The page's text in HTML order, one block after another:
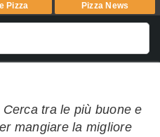
Pizza Pizza News
tra le più buone e
mangiare la migliore